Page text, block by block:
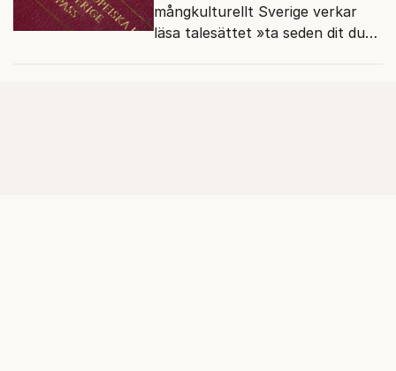
mångkulturellt Sverige verkar
läsa talesättet »ta seden dit du